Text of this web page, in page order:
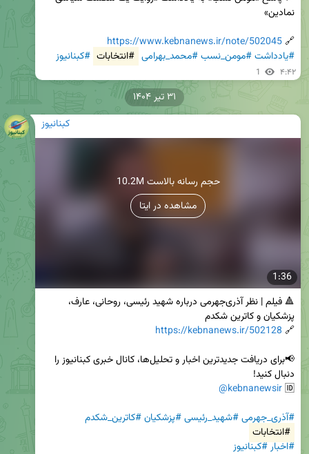
🔗
https://www.kebnanews.ir/note/502045
#یادداشت#مومن_نسب#محمد_بهرامی #انتخابات #کبنانیوز
1 ۴:۴۲
کبنانیوز
1:36
10.2M حجم رسانه بالاست
مشاهده در ایتا
🔗
https://kebnanews.ir/502128
🆔
@kebnanewsir
#آذری_جهرمی#شهید_رئیسی#پزشکیان#کاترین_شکدم
#انتخابات
#اخبار#کبنانیوز
۳۱ تیر ۱۴۰۴